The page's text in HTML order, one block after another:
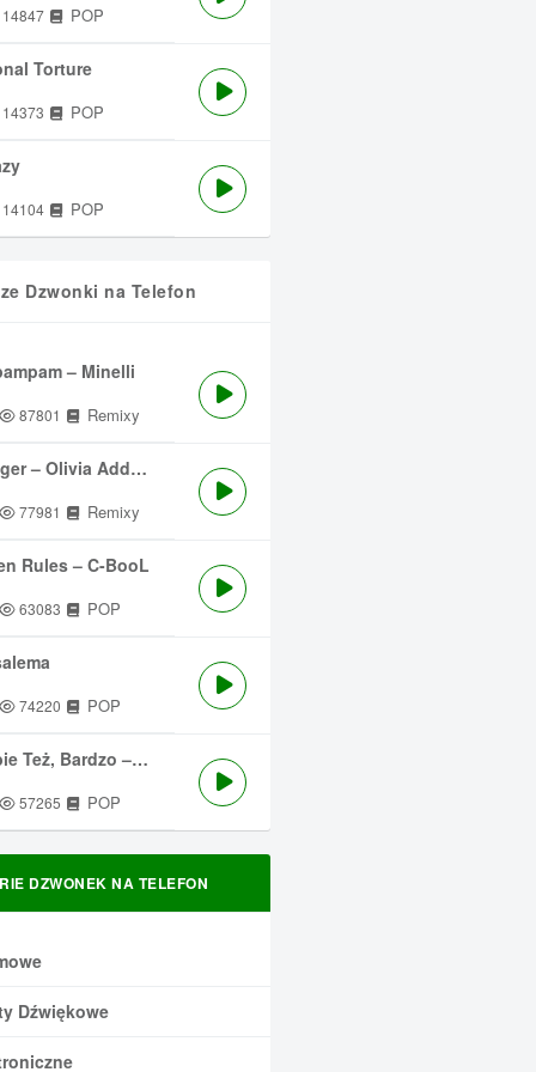
14847 POP
Torture
14373 POP
14104 POP
Dzwonki na Telefon
– Minelli
87801 Remixy
– Olivia Addams
77981 Remixy
Rules – C-BooL
63083 POP
74220 POP
Bardzo – Męskie Granie
57265 POP
DZWONEK NA TELEFON
Dźwiękowe